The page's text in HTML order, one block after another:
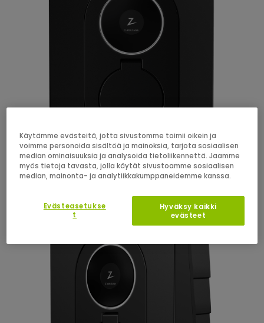
Käytämme evästeitä, jotta sivustomme toimii oikein ja
voimme personoida sisältöä ja mainoksia, tarjota sosiaalisen
median ominaisuuksia ja analysoida tietoliikennettä. Jaamme
myös tietoja tavasta, jolla käytät sivustoamme sosiaalisen
median, mainonta- ja analytiikkakumppaneidemme kanssa.
Evästeasetukse
t
Hyväksy kaikki
evästeet